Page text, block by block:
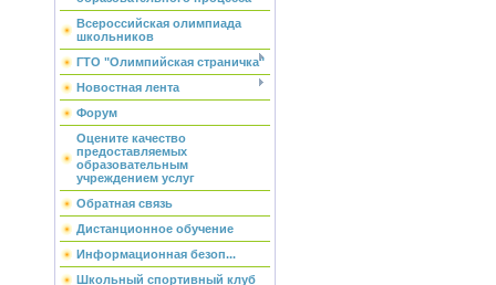
Всероссийская олимпиада
школьников
ГТО "Олимпийская страничка"
Новостная лента
Форум
Оцените качество
предоставляемых
образовательным
учреждением услуг
Обратная связь
Дистанционное обучение
Информационная безоп...
Школьный спортивный клуб